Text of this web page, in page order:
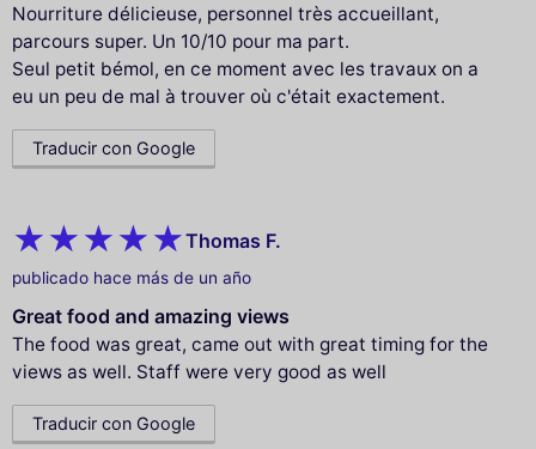
Nourriture délicieuse, personnel très accueillant,
parcours super. Un 10/10 pour ma part.
Seul petit bémol, en ce moment avec les travaux on a
eu un peu de mal à trouver où c'était exactement.
Traducir con Google
Thomas F.
publicado hace más de un año
Great food and amazing views
The food was great, came out with great timing for the
views as well. Staff were very good as well
Traducir con Google